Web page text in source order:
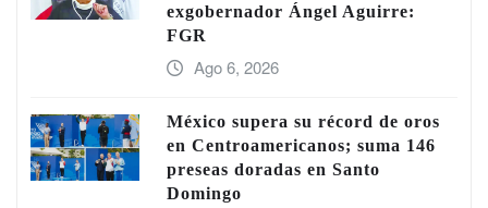
exgobernador Ángel Aguirre:
FGR
Ago 6, 2026
México supera su récord de oros
en Centroamericanos; suma 146
preseas doradas en Santo
Domingo